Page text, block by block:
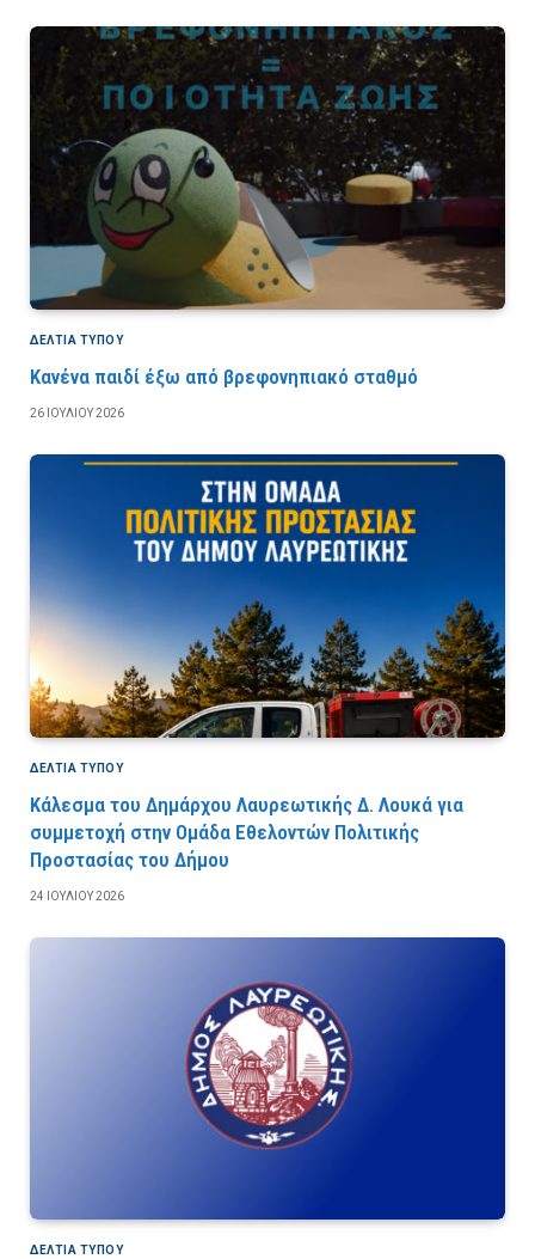
ΔΕΛΤΙΑ ΤΥΠΟΥ
Κανένα παιδί έξω από βρεφονηπιακό σταθμό
26 ΙΟΥΛΊΟΥ 2026
ΔΕΛΤΙΑ ΤΥΠΟΥ
Κάλεσμα του Δημάρχου Λαυρεωτικής Δ. Λουκά για
συμμετοχή στην Ομάδα Εθελοντών Πολιτικής
Προστασίας του Δήμου
24 ΙΟΥΛΊΟΥ 2026
ΔΕΛΤΙΑ ΤΥΠΟΥ